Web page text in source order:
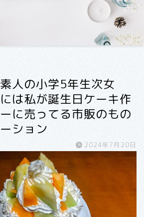
人の小学5年生次女
は私が誕生日ケーキ作
に売ってる市販のもの
ション
2024年7月20日